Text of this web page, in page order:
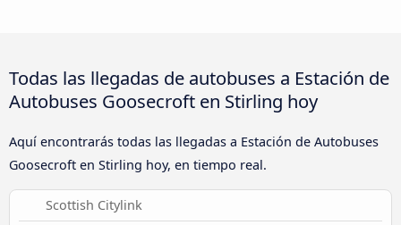
Todas las llegadas de autobuses a Estación de
Autobuses Goosecroft en Stirling hoy
Aquí encontrarás todas las llegadas a Estación de Autobuses
Goosecroft en Stirling hoy, en tiempo real.
Scottish Citylink